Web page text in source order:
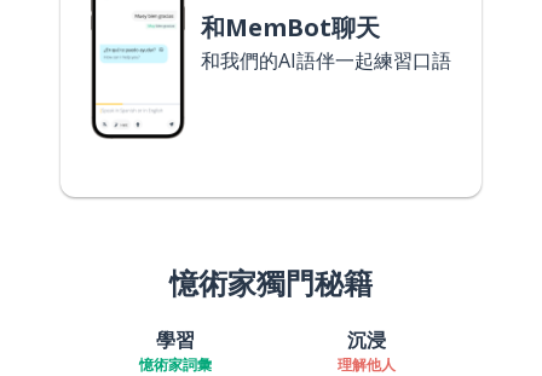
和MemBot聊天
和我們的AI語伴一起練習口語
憶術家獨門秘籍
學習
憶術家詞彙
沉浸
理解他人